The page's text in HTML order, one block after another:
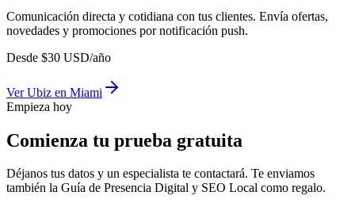
Comunicación directa y cotidiana con tus clientes. Envía ofertas,
novedades y promociones por notificación push.
Desde $30 USD/año
VerUbiz en Miami
Empieza hoy
Comienza tu prueba gratuita
Déjanos tus datos y un especialista te contactará. Te enviamos
también la Guía de Presencia Digital y SEO Local como regalo.